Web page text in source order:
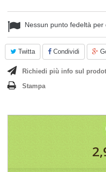
Nessun punto fedeltà per
Twitta Condividi
Richiedi più info sul
Stampa